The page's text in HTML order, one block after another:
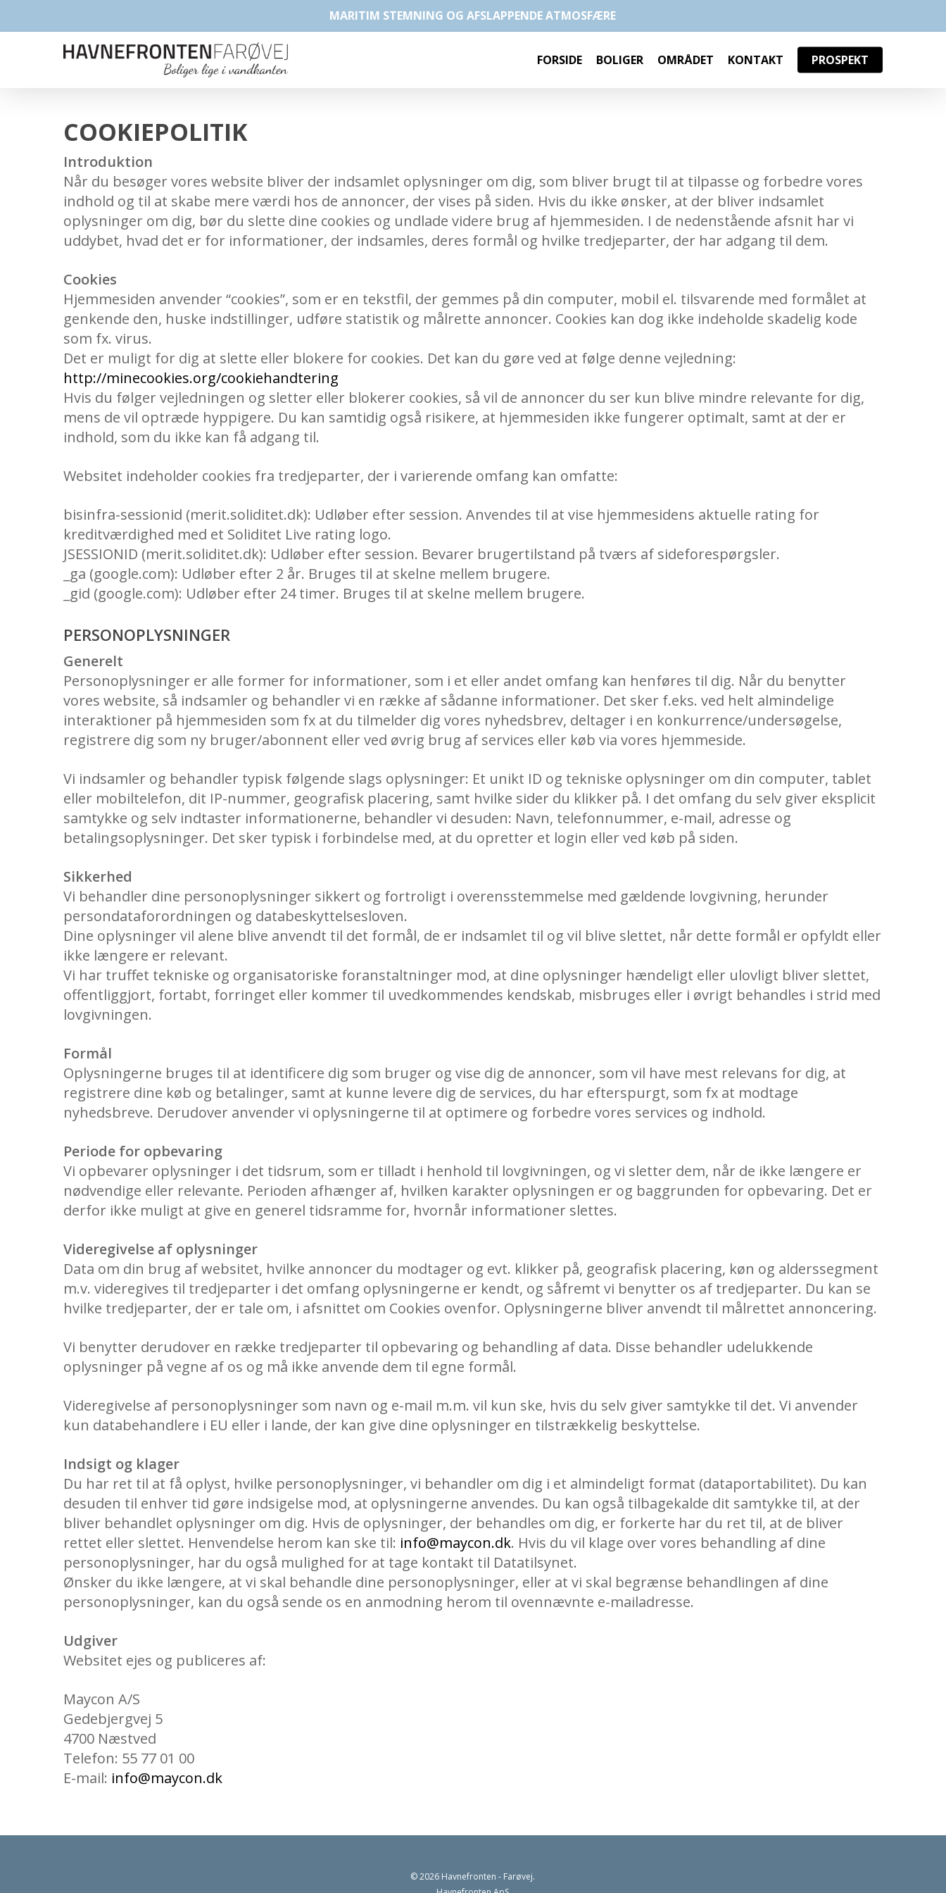
MARITIM STEMNING OG AFSLAPPENDE ATMOSFÆRE
FORSIDE BOLIGER OMRÅDET KONTAKT PROSPEKT
COOKIEPOLITIK
Introduktion
Når du besøger vores website bliver der indsamlet oplysninger om dig, som bliver brugt til at tilpasse og forbedre vores
indhold og til at skabe mere værdi hos de annoncer, der vises på siden. Hvis du ikke ønsker, at der bliver indsamlet
oplysninger om dig, bør du slette dine cookies og undlade videre brug af hjemmesiden. I de nedenstående afsnit har vi
uddybet, hvad det er for informationer, der indsamles, deres formål og hvilke tredjeparter, der har adgang til dem.
Cookies
Hjemmesiden anvender “cookies”, som er en tekstfil, der gemmes på din computer, mobil el. tilsvarende med formålet at
genkende den, huske indstillinger, udføre statistik og målrette annoncer. Cookies kan dog ikke indeholde skadelig kode
som fx. virus.
Det er muligt for dig at slette eller blokere for cookies. Det kan du gøre ved at følge denne vejledning:
http://minecookies.org/cookiehandtering
Hvis du følger vejledningen og sletter eller blokerer cookies, så vil de annoncer du ser kun blive mindre relevante for dig,
mens de vil optræde hyppigere. Du kan samtidig også risikere, at hjemmesiden ikke fungerer optimalt, samt at der er
indhold, som du ikke kan få adgang til.
Websitet indeholder cookies fra tredjeparter, der i varierende omfang kan omfatte:
bisinfra-sessionid (merit.soliditet.dk): Udløber efter session. Anvendes til at vise hjemmesidens aktuelle rating for
kreditværdighed med et Soliditet Live rating logo.
JSESSIONID (merit.soliditet.dk): Udløber efter session. Bevarer brugertilstand på tværs af sideforespørgsler.
_ga (google.com): Udløber efter 2 år. Bruges til at skelne mellem brugere.
_gid (google.com): Udløber efter 24 timer. Bruges til at skelne mellem brugere.
PERSONOPLYSNINGER
Generelt
Personoplysninger er alle former for informationer, som i et eller andet omfang kan henføres til dig. Når du benytter
vores website, så indsamler og behandler vi en række af sådanne informationer. Det sker f.eks. ved helt almindelige
interaktioner på hjemmesiden som fx at du tilmelder dig vores nyhedsbrev, deltager i en konkurrence/undersøgelse,
registrere dig som ny bruger/abonnent eller ved øvrig brug af services eller køb via vores hjemmeside.
Vi indsamler og behandler typisk følgende slags oplysninger: Et unikt ID og tekniske oplysninger om din computer, tablet
eller mobiltelefon, dit IP-nummer, geografisk placering, samt hvilke sider du klikker på. I det omfang du selv giver eksplicit
samtykke og selv indtaster informationerne, behandler vi desuden: Navn, telefonnummer, e-mail, adresse og
betalingsoplysninger. Det sker typisk i forbindelse med, at du opretter et login eller ved køb på siden.
Sikkerhed
Vi behandler dine personoplysninger sikkert og fortroligt i overensstemmelse med gældende lovgivning, herunder
persondataforordningen og databeskyttelsesloven.
Dine oplysninger vil alene blive anvendt til det formål, de er indsamlet til og vil blive slettet, når dette formål er opfyldt eller
ikke længere er relevant.
Vi har truffet tekniske og organisatoriske foranstaltninger mod, at dine oplysninger hændeligt eller ulovligt bliver slettet,
offentliggjort, fortabt, forringet eller kommer til uvedkommendes kendskab, misbruges eller i øvrigt behandles i strid med
lovgivningen.
Formål
Oplysningerne bruges til at identificere dig som bruger og vise dig de annoncer, som vil have mest relevans for dig, at
registrere dine køb og betalinger, samt at kunne levere dig de services, du har efterspurgt, som fx at modtage
nyhedsbreve. Derudover anvender vi oplysningerne til at optimere og forbedre vores services og indhold.
Periode for opbevaring
Vi opbevarer oplysninger i det tidsrum, som er tilladt i henhold til lovgivningen, og vi sletter dem, når de ikke længere er
nødvendige eller relevante. Perioden afhænger af, hvilken karakter oplysningen er og baggrunden for opbevaring. Det er
derfor ikke muligt at give en generel tidsramme for, hvornår informationer slettes.
Videregivelse af oplysninger
Data om din brug af websitet, hvilke annoncer du modtager og evt. klikker på, geografisk placering, køn og alderssegment
m.v. videregives til tredjeparter i det omfang oplysningerne er kendt, og såfremt vi benytter os af tredjeparter. Du kan se
hvilke tredjeparter, der er tale om, i afsnittet om Cookies ovenfor. Oplysningerne bliver anvendt til målrettet annoncering.
Vi benytter derudover en række tredjeparter til opbevaring og behandling af data. Disse behandler udelukkende
oplysninger på vegne af os og må ikke anvende dem til egne formål.
Videregivelse af personoplysninger som navn og e-mail m.m. vil kun ske, hvis du selv giver samtykke til det. Vi anvender
kun databehandlere i EU eller i lande, der kan give dine oplysninger en tilstrækkelig beskyttelse.
Indsigt og klager
Du har ret til at få oplyst, hvilke personoplysninger, vi behandler om dig i et almindeligt format (dataportabilitet). Du kan
desuden til enhver tid gøre indsigelse mod, at oplysningerne anvendes. Du kan også tilbagekalde dit samtykke til, at der
bliver behandlet oplysninger om dig. Hvis de oplysninger, der behandles om dig, er forkerte har du ret til, at de bliver
rettet eller slettet. Henvendelse herom kan ske til: info@maycon.dk. Hvis du vil klage over vores behandling af dine
personoplysninger, har du også mulighed for at tage kontakt til Datatilsynet.
Ønsker du ikke længere, at vi skal behandle dine personoplysninger, eller at vi skal begrænse behandlingen af dine
personoplysninger, kan du også sende os en anmodning herom til ovennævnte e-mailadresse.
Udgiver
Websitet ejes og publiceres af:
Maycon A/S
Gedebjergvej 5
4700 Næstved
Telefon: 55 77 01 00
E-mail: info@maycon.dk
© 2026 Havnefronten - Farøvej.